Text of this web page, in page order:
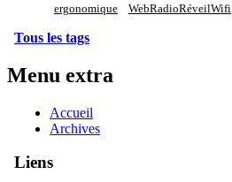
ergonomique
WebRadioRéveilWifi
Tous les tags
Menu extra
Accueil
Archives
Liens